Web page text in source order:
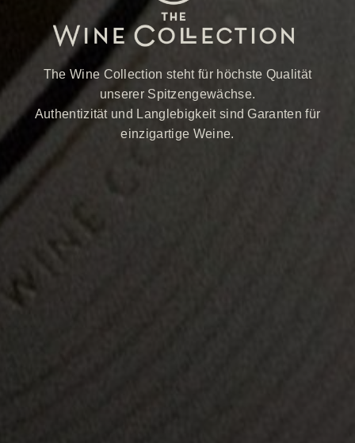
The Wine Collection steht für höchste Qualität
unserer Spitzengewächse.
Authentizität und Langlebigkeit sind Garanten für
einzigartige Weine.